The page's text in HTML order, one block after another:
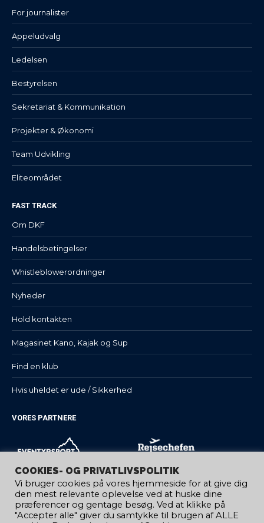
For journalister
Appeludvalg
Ledelsen
Bestyrelsen
Sekretariat & Kommunikation
Projekter & Økonomi
Team Udvikling
Eliteområdet
FAST TRACK
Om DKF
Handelsbetingelser
Whistleblowerordninger
Nyheder
Hold kontakten
Magasinet Kano, Kajak og Sup
Find en klub
Hvis uheldet er ude / Sikkerhed
VORES PARTNERE
COOKIES- OG PRIVATLIVSPOLITIK
Vi bruger cookies på vores hjemmeside for at give dig
den mest relevante oplevelse ved at huske dine
præferencer og gentage besøg. Ved at klikke på
"Accepter alle" giver du samtykke til brugen af ​​ALLE